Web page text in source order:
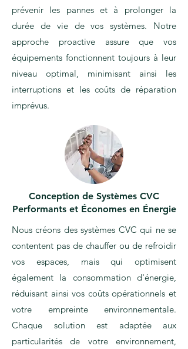
prévenir les pannes et à prolonger la
durée de vie de vos systèmes. Notre
approche proactive assure que vos
équipements fonctionnent toujours à leur
niveau optimal, minimisant ainsi les
interruptions et les coûts de réparation
imprévus.
Conception de Systèmes CVC
Performants et Économes en Énergie
Nous créons des systèmes CVC qui ne se
contentent pas de chauffer ou de refroidir
vos espaces, mais qui optimisent
également la consommation d'énergie,
réduisant ainsi vos coûts opérationnels et
votre empreinte environnementale.
Chaque solution est adaptée aux
particularités de votre environnement,